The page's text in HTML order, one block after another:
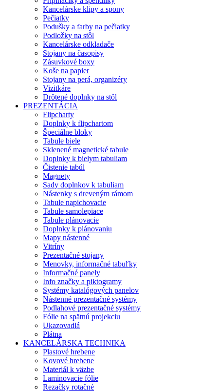
Kancelárske klipy a spony
Pečiatky
Podušky a farby na pečiatky
Podložky na stôl
Kancelárske odkladače
Stojany na časopisy
Zásuvkové boxy
Koše na papier
Stojany na perá, organizéry
Vizitkáre
Drôtené doplnky na stôl
PREZENTÁCIA
Flipcharty
Doplnky k flipchartom
Špeciálne bloky
Tabule biele
Sklenené magnetické tabule
Doplnky k bielym tabuliam
Čistenie tabúl
Magnety
Sady doplnkov k tabuliam
Nástenky s dreveným rámom
Tabule napichovacie
Tabule samolepiace
Tabule plánovacie
Doplnky k plánovaniu
Mapy nástenné
Vitríny
Prezentačné stojany
Menovky, informačné tabuľky
Informačné panely
Info značky a piktogramy
Systémy katalógových panelov
Nástenné prezentačné systémy
Podlahové prezentačné systémy
Fólie na spätnú projekciu
Ukazovadlá
Plátna
KANCELÁRSKA TECHNIKA
Plastové hrebene
Kovové hrebene
Materiál k väzbe
Laminovacie fólie
Rezačky rotačné